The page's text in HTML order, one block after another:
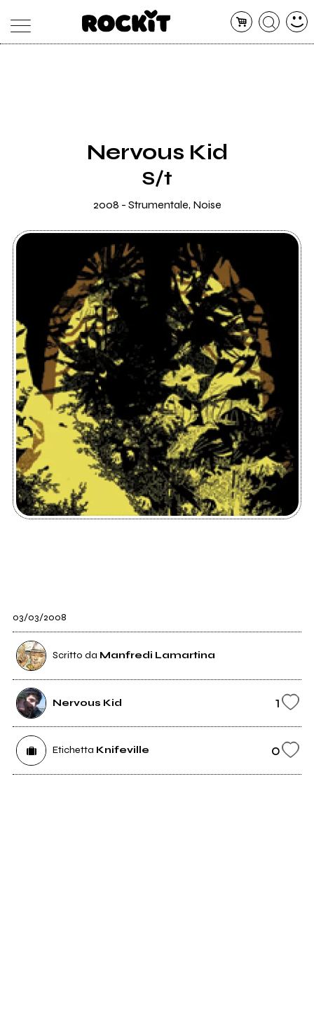
Nervous Kid
S/t
2008 - Strumentale, Noise
03/03/2008
Scritto da Manfredi Lamartina
Nervous Kid 1
Etichetta Knifeville 0